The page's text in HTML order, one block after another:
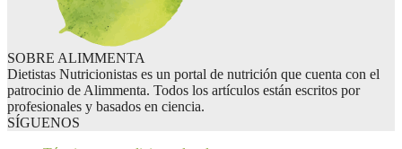
SOBRE ALIMMENTA
Dietistas Nutricionistas es un portal de nutrición que cuenta con el
patrocinio de Alimmenta. Todos los artículos están escritos por
profesionales y basados en ciencia.
SÍGUENOS